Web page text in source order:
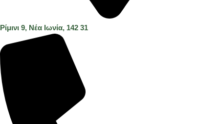
Ρίμινι 9, Νέα Ιωνία, 142 31